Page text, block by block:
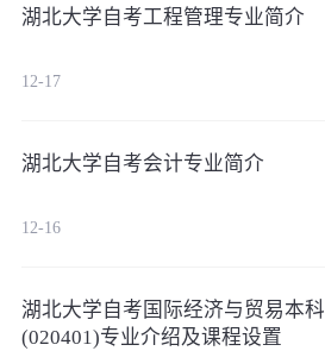
湖北大学自考工程管理专业简介
12-17
湖北大学自考会计专业简介
12-16
湖北大学自考国际经济与贸易本科
(020401)专业介绍及课程设置